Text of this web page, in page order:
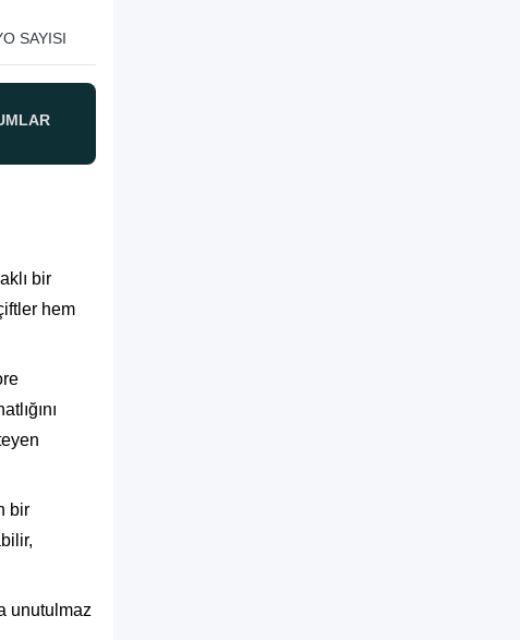
SAYISI
bir
hem
bir
unutulmaz